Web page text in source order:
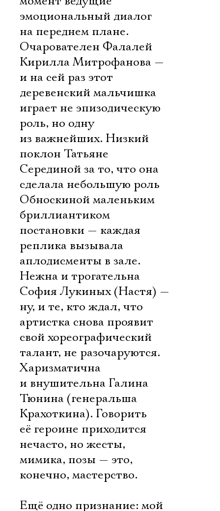
эмоциональный диалог
на переднем плане.
Очарователен Фалалей
Кирилла Митрофанова —
и на сей раз этот
деревенский мальчишка
играет не эпизодическую
роль, но одну
из важнейших. Низкий
поклон Татьяне
Серединой за то, что она
сделала небольшую роль
Обноскиной маленьким
бриллиантиком
постановки — каждая
реплика вызывала
аплодисменты в зале.
Нежна и трогательна
София Лукиных (Настя) —
ну, и те, кто ждал, что
артистка снова проявит
свой хореографический
талант, не разочаруются.
Харизматична
и внушительна Галина
Тюнина (генеральша
Крахоткина). Говорить
её героине приходится
нечасто, но жесты,
мимика, позы — это,
конечно, мастерство.
Ещё одно признание: мой